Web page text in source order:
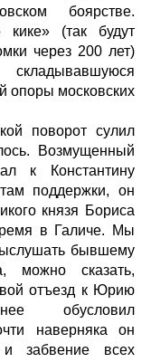
боярстве.
(так будут
через 200 лет)
складывавшуюся
опоры московских
поворот сулил
Возмущенный
к Константину
поддержки, он
князя Бориса
в Галиче. Мы
бывшему
можно сказать,
отъезд к Юрию
обусловил
наверняка он
забвение всех